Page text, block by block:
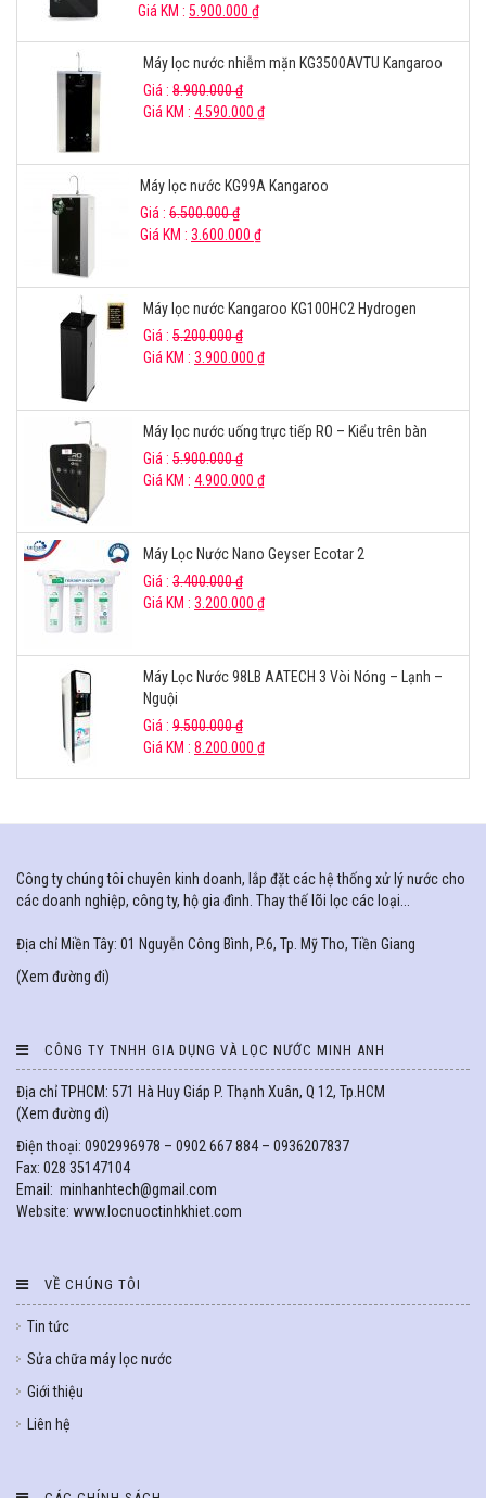
Giá KM : 5.900.000 ₫
Máy lọc nước nhiễm mặn KG3500AVTU Kangaroo
Giá : 8.900.000₫
Giá KM : 4.590.000 ₫
Máy lọc nước KG99A Kangaroo
Giá : 6.500.000₫
Giá KM : 3.600.000 ₫
Máy lọc nước Kangaroo KG100HC2 Hydrogen
Giá : 5.200.000₫
Giá KM : 3.900.000 ₫
Máy lọc nước uống trực tiếp RO – Kiểu trên bàn
Giá : 5.900.000₫
Giá KM : 4.900.000 ₫
Máy Lọc Nước Nano Geyser Ecotar 2
Giá : 3.400.000₫
Giá KM : 3.200.000 ₫
Máy Lọc Nước 98LB AATECH 3 Vòi Nóng – Lạnh –
Nguội
Giá : 9.500.000₫
Giá KM : 8.200.000 ₫
Công ty chúng tôi chuyên kinh doanh, lắp đặt các hệ thống xử lý nước cho
các doanh nghiệp, công ty, hộ gia đình. Thay thế lõi lọc các loại...
Địa chỉ Miền Tây: 01 Nguyễn Công Bình, P.6, Tp. Mỹ Tho, Tiền Giang
(Xem đường đi)
CÔNG TY TNHH GIA DỤNG VÀ LỌC NƯỚC MINH ANH
Địa chỉ TPHCM: 571 Hà Huy Giáp P. Thạnh Xuân, Q 12, Tp.HCM
(Xem đường đi)
Điện thoại: 0902996978 – 0902 667 884 – 0936207837
Fax: 028 35147104
Email: minhanhtech@gmail.com
Website: www.locnuoctinhkhiet.com
VỀ CHÚNG TÔI
Tin tức
Sửa chữa máy lọc nước
Giới thiệu
Liên hệ